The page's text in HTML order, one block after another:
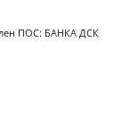
ПОС: БАНКА ДСК